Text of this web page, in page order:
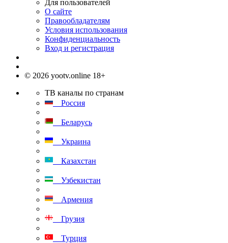
Для пользователей
О сайте
Правообладателям
Условия использования
Конфиденциальность
Вход и регистрация
© 2026 yootv.online 18+
ТВ каналы по странам
Россия
Беларусь
Украина
Казахстан
Узбекистан
Армения
Грузия
Турция